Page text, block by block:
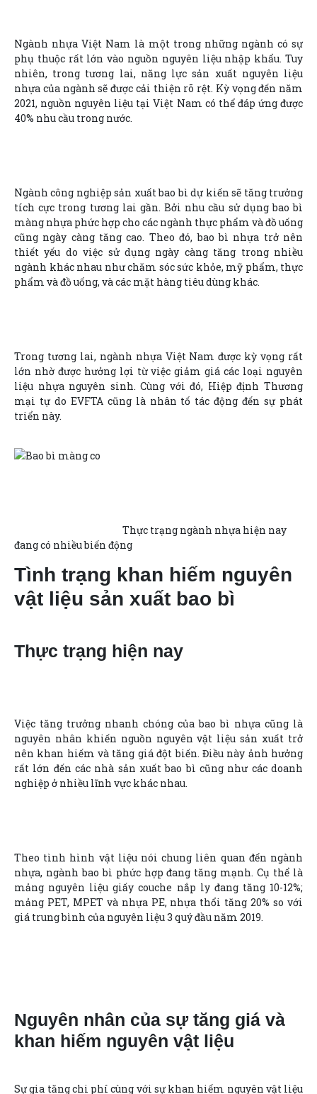
Ngành nhựa Việt Nam là một trong những ngành có sự
phụ thuộc rất lớn vào nguồn nguyên liệu nhập khẩu. Tuy
nhiên, trong tương lai, năng lực sản xuất nguyên liệu
nhựa của ngành sẽ được cải thiện rõ rệt. Kỳ vọng đến năm
2021, nguồn nguyên liệu tại Việt Nam có thể đáp ứng được
40% nhu cầu trong nước.
Ngành công nghiệp sản xuất bao bì dự kiến sẽ tăng trưởng
tích cực trong tương lai gần. Bởi nhu cầu sử dụng bao bì
màng nhựa phức hợp cho các ngành thực phẩm và đồ uống
cũng ngày càng tăng cao. Theo đó, bao bì nhựa trở nên
thiết yếu do việc sử dụng ngày càng tăng trong nhiều
ngành khác nhau như chăm sóc sức khỏe, mỹ phẩm, thực
phẩm và đồ uống, và các mặt hàng tiêu dùng khác.
Trong tương lai, ngành nhựa Việt Nam được kỳ vọng rất
lớn nhờ được hưởng lợi từ việc giảm giá các loại nguyên
liệu nhựa nguyên sinh. Cùng với đó, Hiệp định Thương
mại tự do EVFTA cũng là nhân tố tác động đến sự phát
triển này.
Thực trạng ngành nhựa hiện nay
đang có nhiều biến động
Tình trạng khan hiếm nguyên
vật liệu sản xuất bao bì
Thực trạng hiện nay
Việc tăng trưởng nhanh chóng của bao bì nhựa cũng là
nguyên nhân khiến nguồn nguyên vật liệu sản xuất trở
nên khan hiếm và tăng giá đột biến. Điều này ảnh hưởng
rất lớn đến các nhà sản xuất bao bì cũng như các doanh
nghiệp ở nhiều lĩnh vực khác nhau.
Theo tình hình vật liệu nói chung liên quan đến ngành
nhựa, ngành bao bì phức hợp đang tăng mạnh. Cụ thể là
mảng nguyên liệu giấy couche nắp ly đang tăng 10-12%;
mảng PET, MPET và nhựa PE, nhựa thổi tăng 20% so với
giá trung bình của nguyên liệu 3 quý đầu năm 2019.
Nguyên nhân của sự tăng giá và
khan hiếm nguyên vật liệu
Sự gia tăng chi phí cùng với sự khan hiếm nguyên vật liệu